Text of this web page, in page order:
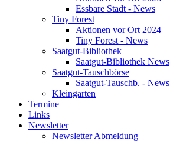
Essbare Stadt - News
Tiny Forest
Aktionen vor Ort 2024
Tiny Forest - News
Saatgut-Bibliothek
Saatgut-Bibliothek News
Saatgut-Tauschbörse
Saatgut-Tauschb. - News
Kleingarten
Termine
Links
Newsletter
Newsletter Abmeldung